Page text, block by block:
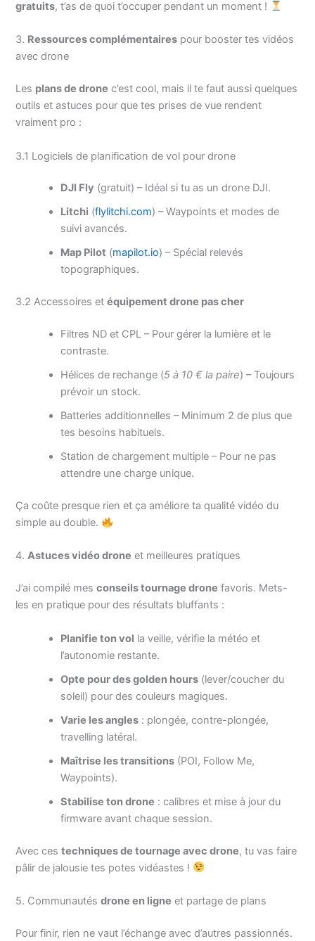
gratuits, t’as de quoi t’occuper pendant un moment !
3. Ressources complémentaires pour booster tes vidéos
avec drone
Les plans de drone c’est cool, mais il te faut aussi quelques
outils et astuces pour que tes prises de vue rendent
vraiment pro :
3.1 Logiciels de planification de vol pour drone
DJI Fly (gratuit) – Idéal si tu as un drone DJI.
Litchi (flylitchi.com) – Waypoints et modes de
suivi avancés.
Map Pilot (mapilot.io) – Spécial relevés
topographiques.
3.2 Accessoires etéquipement drone pas cher
Filtres ND et CPL – Pour gérer la lumière et le
contraste.
Hélices de rechange (5 à 10 € la paire) – Toujours
prévoir un stock.
Batteries additionnelles – Minimum 2 de plus que
tes besoins habituels.
Station de chargement multiple – Pour ne pas
attendre une charge unique.
Ça coûte presque rien et ça améliore ta qualité vidéo du
simple au double.
4.Astuces vidéo drone et meilleures pratiques
J’ai compilé mesconseils tournage drone favoris. Mets-
les en pratique pour des résultats bluffants :
Planifie ton vol la veille, vérifie la météo et
l’autonomie restante.
Opte pour des golden hours (lever/coucher du
soleil) pour des couleurs magiques.
Varie les angles : plongée, contre-plongée,
travelling latéral.
Maîtrise les transitions (POI, Follow Me,
Waypoints).
Stabilise ton drone : calibres et mise à jour du
firmware avant chaque session.
Avec cestechniques de tournage avec drone, tu vas faire
pâlir de jalousie tes potes vidéastes !
5. Communautésdrone en ligne et partage de plans
Pour finir, rien ne vaut l’échange avec d’autres passionnés.